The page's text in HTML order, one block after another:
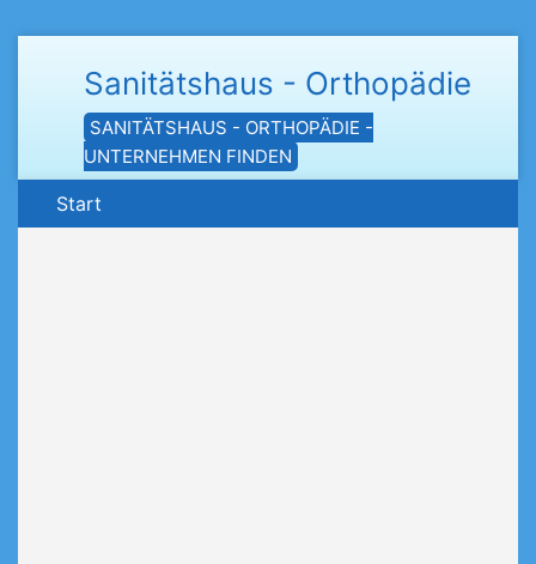
Sanitätshaus - Orthopädie
SANITÄTSHAUS - ORTHOPÄDIE -
UNTERNEHMEN FINDEN
Start